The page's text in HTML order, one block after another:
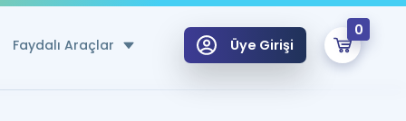
Faydalı Araçlar Üye Girişi
0